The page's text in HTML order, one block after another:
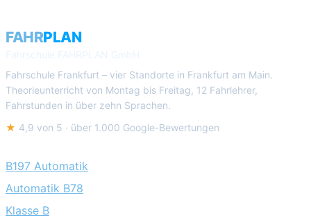
FAHRPLAN
Fahrschule Frankfurt – vier Standorte in Frankfurt am Main.
Theorieunterricht von Montag bis Freitag, 12 Fahrlehrer,
Fahrstunden in über zehn Sprachen.
★ 4,9 von 5 · über 1.000 Google-Bewertungen
B197 Automatik
Automatik B78
Klasse B